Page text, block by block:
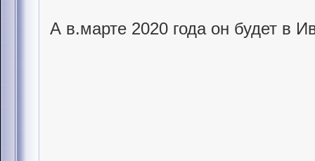
А в.марте 2020 года он будет в